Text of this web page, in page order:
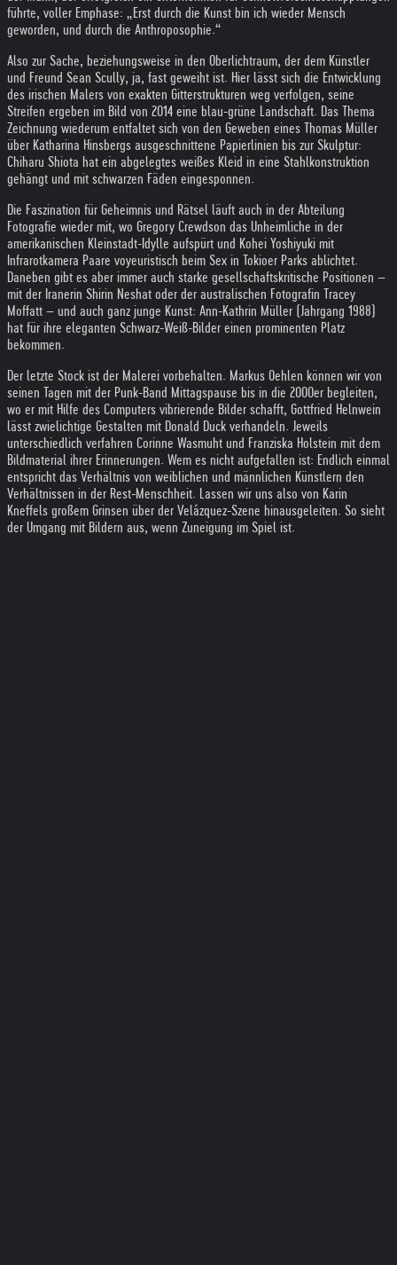
führte, voller Emphase: „Erst durch die Kunst bin ich wieder Mensch
geworden, und durch die Anthroposophie.“
Also zur Sache, beziehungsweise in den Oberlichtraum, der dem Künstler
und Freund Sean Scully, ja, fast geweiht ist. Hier lässt sich die Entwicklung
des irischen Malers von exakten Gitterstrukturen weg verfolgen, seine
Streifen ergeben im Bild von 2014 eine blau-grüne Landschaft. Das Thema
Zeichnung wiederum entfaltet sich von den Geweben eines Thomas Müller
über Katharina Hinsbergs ausgeschnittene Papierlinien bis zur Skulptur:
Chiharu Shiota hat ein abgelegtes weißes Kleid in eine Stahlkonstruktion
gehängt und mit schwarzen Fäden eingesponnen.
Die Faszination für Geheimnis und Rätsel läuft auch in der Abteilung
Fotografie wieder mit, wo Gregory Crewdson das Unheimliche in der
amerikanischen Kleinstadt-Idylle aufspürt und Kohei Yoshiyuki mit
Infrarotkamera Paare voyeuristisch beim Sex in Tokioer Parks ablichtet.
Daneben gibt es aber immer auch starke gesellschaftskritische Positionen –
mit der Iranerin Shirin Neshat oder der australischen Fotografin Tracey
Moffatt – und auch ganz junge Kunst: Ann-Kathrin Müller (Jahrgang 1988)
hat für ihre eleganten Schwarz-Weiß-Bilder einen prominenten Platz
bekommen.
Der letzte Stock ist der Malerei vorbehalten. Markus Oehlen können wir von
seinen Tagen mit der Punk-Band Mittagspause bis in die 2000er begleiten,
wo er mit Hilfe des Computers vibrierende Bilder schafft, Gottfried Helnwein
lässt zwielichtige Gestalten mit Donald Duck verhandeln. Jeweils
unterschiedlich verfahren Corinne Wasmuht und Franziska Holstein mit dem
Bildmaterial ihrer Erinnerungen. Wem es nicht aufgefallen ist: Endlich einmal
entspricht das Verhältnis von weiblichen und männlichen Künstlern den
Verhältnissen in der Rest-Menschheit. Lassen wir uns also von Karin
Kneffels großem Grinsen über der Velázquez-Szene hinausgeleiten. So sieht
der Umgang mit Bildern aus, wenn Zuneigung im Spiel ist.